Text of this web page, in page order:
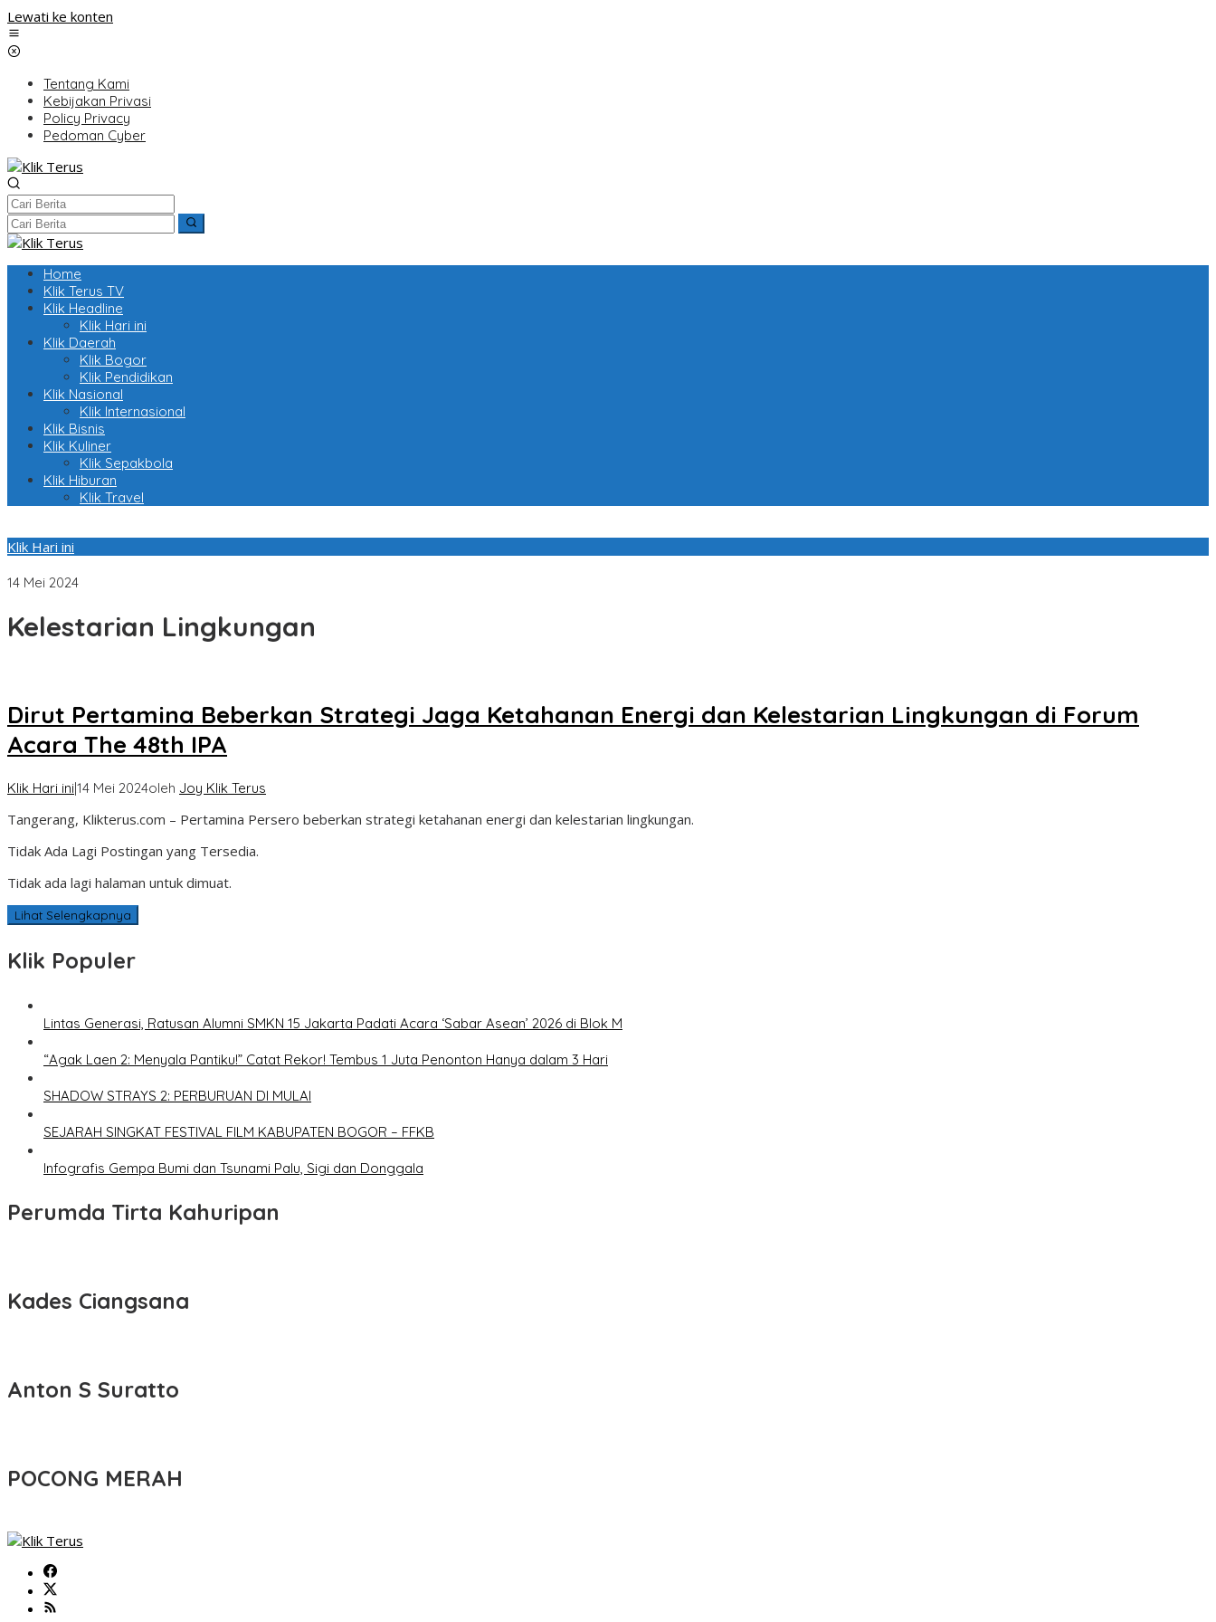
Lewati ke konten
Tentang Kami
Kebijakan Privasi
Policy Privacy
Pedoman Cyber
Home
Klik Terus TV
Klik Headline
Klik Hari ini
Klik Daerah
Klik Bogor
Klik Pendidikan
Klik Nasional
Klik Internasional
Klik Bisnis
Klik Kuliner
Klik Sepakbola
Klik Hiburan
Klik Travel
Klik Hari ini
14 Mei 2024
Kelestarian Lingkungan
Dirut Pertamina Beberkan Strategi Jaga Ketahanan Energi dan Kelestarian Lingkungan di Forum
Acara The 48th IPA
Klik Hari ini|14 Mei 2024oleh Joy Klik Terus
Tangerang, Klikterus.com – Pertamina Persero beberkan strategi ketahanan energi dan kelestarian lingkungan.
Tidak Ada Lagi Postingan yang Tersedia.
Tidak ada lagi halaman untuk dimuat.
Lihat Selengkapnya
Klik Populer
Lintas Generasi, Ratusan Alumni SMKN 15 Jakarta Padati Acara ‘Sabar Asean’ 2026 di Blok M
“Agak Laen 2: Menyala Pantiku!” Catat Rekor! Tembus 1 Juta Penonton Hanya dalam 3 Hari
SHADOW STRAYS 2: PERBURUAN DI MULAI
SEJARAH SINGKAT FESTIVAL FILM KABUPATEN BOGOR – FFKB
Infografis Gempa Bumi dan Tsunami Palu, Sigi dan Donggala
Perumda Tirta Kahuripan
Kades Ciangsana
Anton S Suratto
POCONG MERAH